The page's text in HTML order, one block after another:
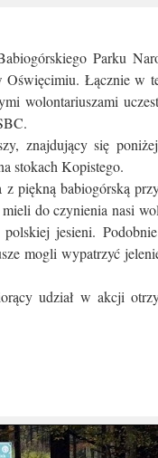
Parku
Łącznie w
wolontariuszami
znajdujący się
stokach Kopistego.
piękną babiogórską
do czynienia nasi
jesieni.
mogli wypatrzyć
udział w akcji